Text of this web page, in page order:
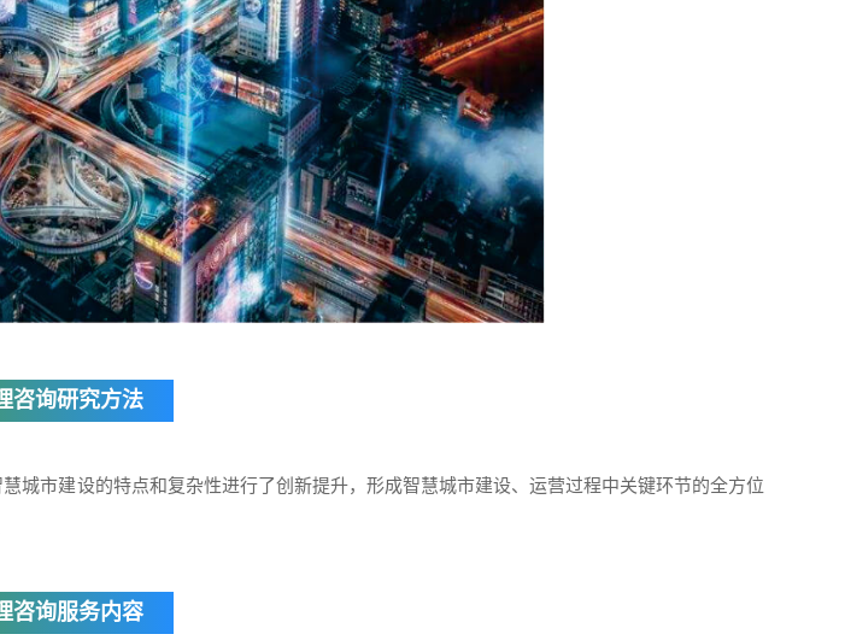
咨询研究方法
城市建设的特点和复杂性进行了创新提升，形成智慧城市建设、运营过程中关键环节的全方位
咨询服务内容